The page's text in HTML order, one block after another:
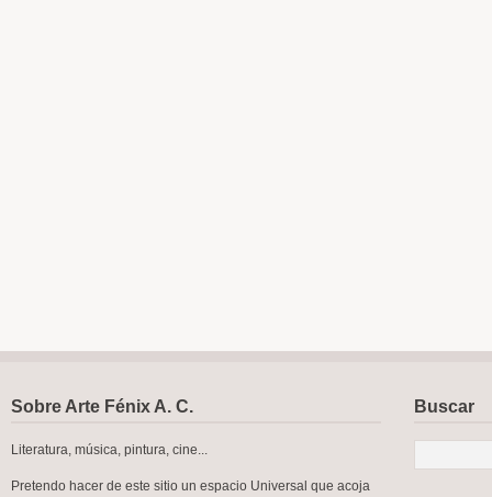
Sobre Arte Fénix A. C.
Literatura, música, pintura, cine...
Pretendo hacer de este sitio un espacio Universal que acoja
Buscar